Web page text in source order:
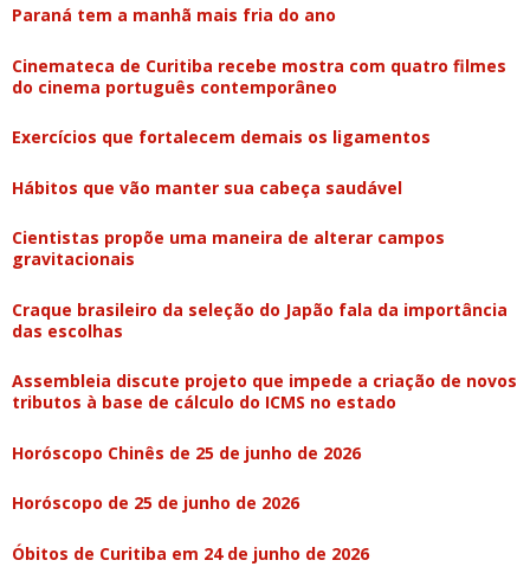
Paraná tem a manhã mais fria do ano
Cinemateca de Curitiba recebe mostra com quatro filmes
do cinema português contemporâneo
Exercícios que fortalecem demais os ligamentos
Hábitos que vão manter sua cabeça saudável
Cientistas propõe uma maneira de alterar campos
gravitacionais
Craque brasileiro da seleção do Japão fala da importância
das escolhas
Assembleia discute projeto que impede a criação de novos
tributos à base de cálculo do ICMS no estado
Horóscopo Chinês de 25 de junho de 2026
Horóscopo de 25 de junho de 2026
Óbitos de Curitiba em 24 de junho de 2026